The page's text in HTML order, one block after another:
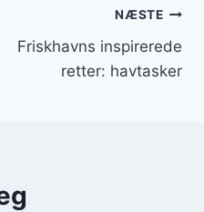
NÆSTE
Friskhavns inspirerede
retter: havtasker